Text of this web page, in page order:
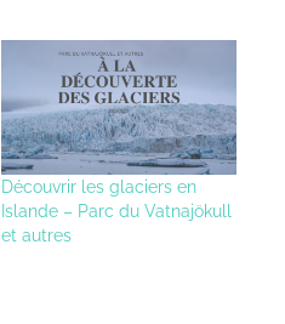
Découvrir les glaciers en
Islande – Parc du Vatnajökull
et autres